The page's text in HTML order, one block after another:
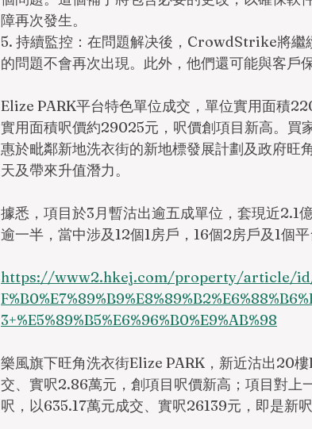
障再次發生。
5. 持續監控：在問題解决後，CrowdStrike將繼
的問題不會再次出現。此外，他們還可能與客戶
Elize PARK平台特色單位成交，單位實用面積
實用面積呎價約29025元，呎價創項目新高。買
惠於毗鄰新地洗衣街的新地標發展計劃及政府
天及帶來升值潛力。
據悉，項目於3月暫沽出逾五成單位，套現近2.1
逾一半，當中涉及12個1房戶，16個2房戶及1個平
https://www2.hkej.com/property/article/id/
3+%E5%89%B5%E6%96%B0%E9%AB%98
樂風旗下旺角洗衣街Elize PARK，新近沽出20
交、實呎2.86萬元，創項目呎價新高；項目對上
呎，以635.17萬元成交、實呎26139元，即是新